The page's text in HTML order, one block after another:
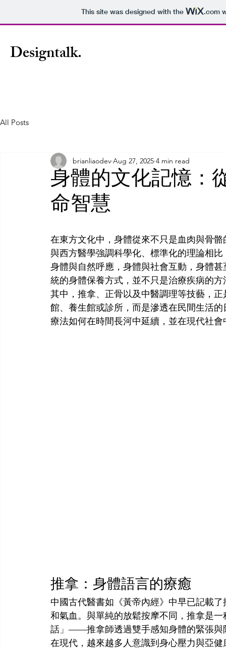
This site was designed with the .com
Designtalk.
All Posts
身體的文化記憶：
命智慧
brianliaodev Aug 27, 2025 4 min read
在東方文化中，身體從來不只是血肉與骨
與西方醫學強調科學化、標準化的理論相
身體與自然呼應，身體與社會互動，身體
統的身體保養方式，並不只是治療疾病的
其中，推拿、正骨以及中醫調理等技藝，
館、養生館或診所，而是滲透在民間生活
療法如何在時間長河中延續，並在現代社
推拿：身體語言的療癒
中國古代醫書如《黃帝內經》中早已記載
和氣血。與單純的放鬆按摩不同，推拿是
話」——推拿師透過雙手感知身體的緊張與
在現代，越來越多人意識到身心壓力與亞